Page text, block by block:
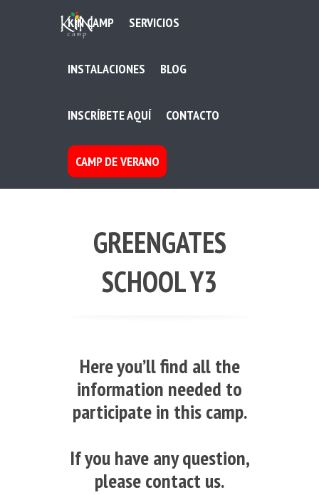
KIN CAMP SERVICIOS
INSTALACIONES BLOG
INSCRÍBETE AQUÍ CONTACTO
CAMP DE VERANO
GREENGATES
SCHOOL Y3
Here you’ll find all the
information needed to
participate in this camp.
If you have any question,
please contact us.